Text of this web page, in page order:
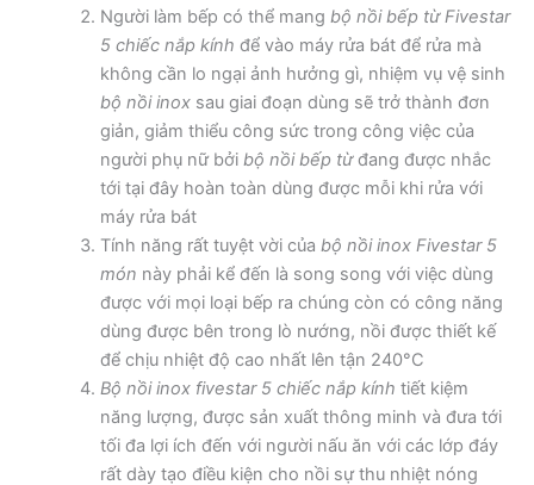
Người làm bếp có thể mang bộ nồi bếp từ Fivestar
5 chiếc nắp kính để vào máy rửa bát để rửa mà
không cần lo ngại ảnh hưởng gì, nhiệm vụ vệ sinh
bộ nồi inoxsau giai đoạn dùng sẽ trở thành đơn
giản, giảm thiểu công sức trong công việc của
người phụ nữ bởi bộ nồi bếp từđang được nhắc
tới tại đây hoàn toàn dùng được mỗi khi rửa với
máy rửa bát
Tính năng rất tuyệt vời của bộ nồi inox Fivestar 5
món này phải kể đến là song song với việc dùng
được với mọi loại bếp ra chúng còn có công năng
dùng được bên trong lò nướng, nồi được thiết kế
để chịu nhiệt độ cao nhất lên tận 240°C
Bộ nồi inox fivestar 5 chiếc nắp kính tiết kiệm
năng lượng, được sản xuất thông minh và đưa tới
tối đa lợi ích đến với người nấu ăn với các lớp đáy
rất dày tạo điều kiện cho nồi sự thu nhiệt nóng